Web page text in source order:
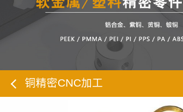
铜精密CNC加工